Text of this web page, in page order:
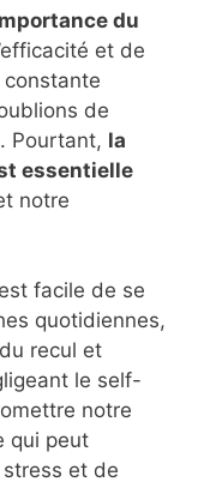
du
et de
de
Pourtant, la
essentielle
notre
facile de se
quotidiennes,
recul et
le self-
notre
qui peut
et de